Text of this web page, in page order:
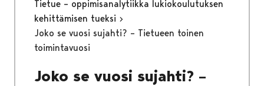
Tietue – oppimisanalytiikka lukiokoulutuksen
kehittämisen tueksi
Joko se vuosi sujahti? – Tietueen toinen
toimintavuosi
Joko se vuosi sujahti? –